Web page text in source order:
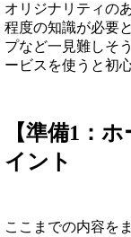
オリジナリティの
程度の知識が必要
プなど一見難しそ
ービスを使うと初
【準備1：
イント
ここまでの内容を